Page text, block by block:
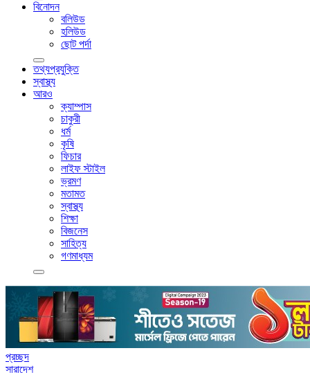
বিনোদন
বলিউড
হলিউড
ছোট পর্দা
তথ্যপ্রযুক্তি
স্বাস্থ্য
আরও
ক্যাম্পাস
চাকুরী
ধর্ম
কৃষি
ফিচার
লাইফ স্টাইল
ভ্রমণ
মতামত
স্বাস্থ্য
শিক্ষা
বিজনেস
সাহিত্য
গণমাধ্যম
প্রচ্ছদ
সারাদেশ